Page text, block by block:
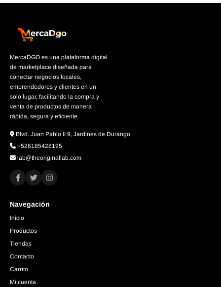
MercaDGO es una plataforma digital
de marketplace diseñada para
conectar negocios locales,
emprendedores y clientes en un
solo lugar, facilitando la compra y
venta de productos de manera
rápida, segura y eficiente.
Blvd. Juan Pablo II 9, Jardines de Durango
+526185428195
lab@theoriginallab.com
Navegación
Inicio
Productos
Tiendas
Contacto
Carrito
Mi cuenta